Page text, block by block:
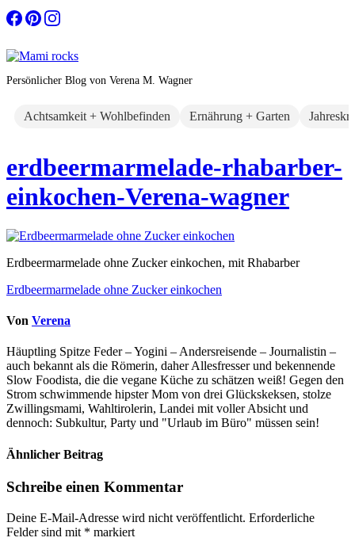
Zum
Inhalt
Persönlicher Blog von Verena M. Wagner
Achtsamkeit + Wohlbefinden Ernährung + Garten
erdbeermarmelade-rhabarber-
einkochen-Verena-wagner
Erdbeermarmelade ohne Zucker einkochen, mit Rhabarber
Beitragsnavigation
Erdbeermarmelade ohne Zucker einkochen
Von Verena
Häuptling Spitze Feder – Yogini – Andersreisende – Journalistin –
auch bekannt als die Römerin, daher Allesfresser und bekennende
Slow Foodista, die die vegane Küche zu schätzen weiß! Gegen den
Strom schwimmende hipster Mom von drei Glückskeksen, stolze
Zwillingsmami, Wahltirolerin, Landei mit voller Absicht und
dennoch: Subkultur, Party und "Urlaub im Büro" müssen sein!
Ähnlicher Beitrag
Schreibe einen Kommentar
Deine E-Mail-Adresse wird nicht veröffentlicht. Erforderliche
Felder sind mit * markiert